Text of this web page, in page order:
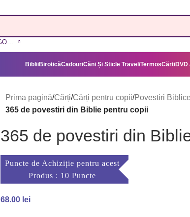
BibliiBiroticăCadouriCăni Și Sticle Travel/TermosCărțiDVD
Prima pagină/Cărți/Cărți pentru copii/Povestiri
365 de povestiri din Biblie pentru copii
365 de povestiri din
Puncte de Achiziție pentru acest
Produs : 10 Puncte
68.00 lei